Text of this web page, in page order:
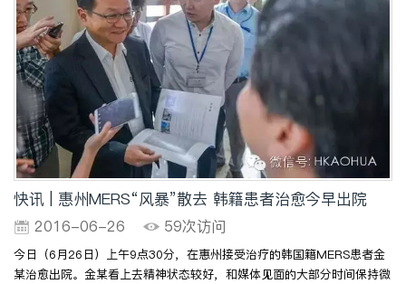
快讯 | 惠州MERS“风暴”散去 韩籍患者治愈今早出院
2016-06-26 59次访问
今日（6月26日）上午9点30分，在惠州接受治疗的韩国籍MERS患者金
某治愈出院。金某看上去精神状态较好，和媒体见面的大部分时间保持微